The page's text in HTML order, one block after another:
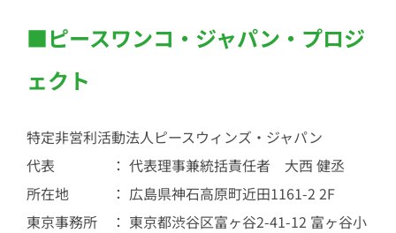
■ピースワンコ・ジャパン・プロジ
ェクト
特定非営利活動法人ピースウィンズ・ジャパン
代表 ： 代表理事兼統括責任者 大西 健丞
所在地 ： 広島県神石高原町近田1161-2 2F
東京事務所 ： 東京都渋谷区富ヶ谷2-41-12 富ヶ谷小